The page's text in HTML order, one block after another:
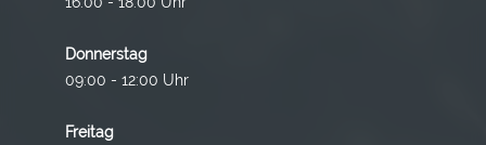
Donnerstag
09:00 - 12:00 Uhr
Freitag